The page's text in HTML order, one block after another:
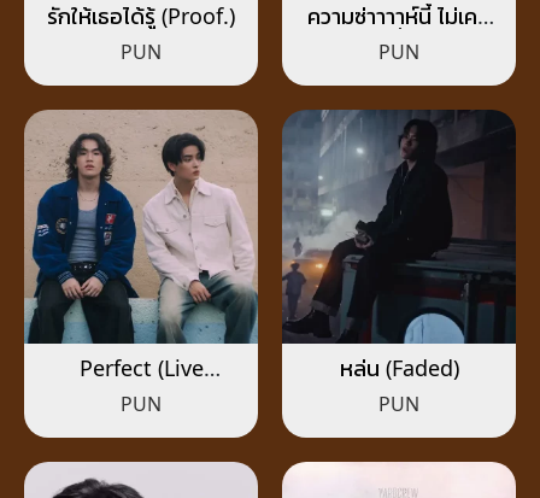
รักให้เธอได้รู้ (Proof.)
PUN
ความซ่าาาาห์นี้ ไม่เคย
เปลี่ยน
PUN
Perfect (Live
Session)
PUN
หล่น (Faded)
PUN